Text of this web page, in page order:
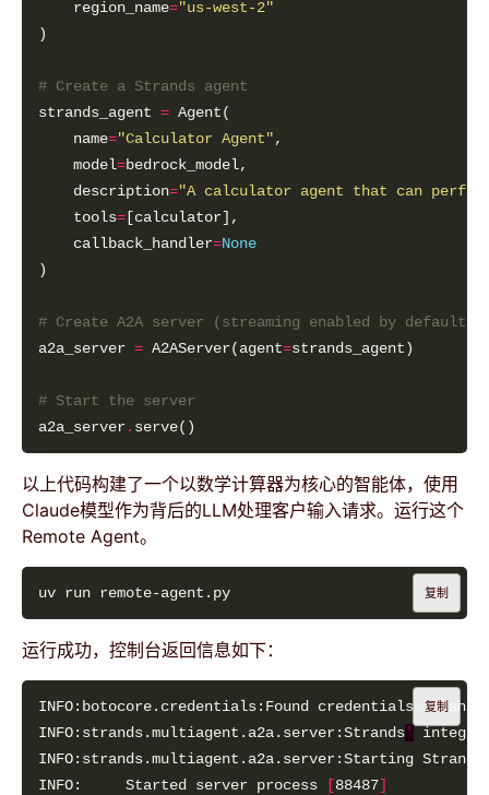
    region_name
="us-west-2"
# Create a Strands agent
strands_agent =
    name
="Calculator Agent"
    model
=
    description
="A calculator agent that can
    tools
=
    callback_handler
=None
# Create A2A server (streaming enabled by default)
a2a_server = A2AServer(agent=
# Start the server
a2a_server.
以上代码构建了一个以数学计算器为核心的智能体，使用
Claude模型作为背后的LLM处理客户输入请求。运行这个
Remote Agent。
复制
运行成功，控制台返回信息如下：
INFO:strands.multiagent.a2a.server:Strands'
INFO:     Started server process [88487]
复制